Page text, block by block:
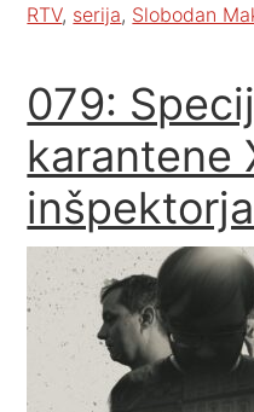
RTV, serija, Slobodan
079:
karantene